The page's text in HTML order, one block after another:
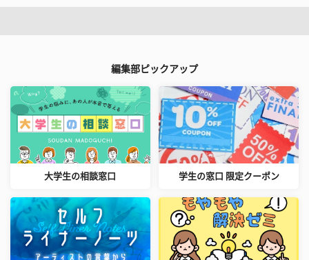
編集部ピックアップ
大学生の相談窓口 学生の窓口 限定クーポン